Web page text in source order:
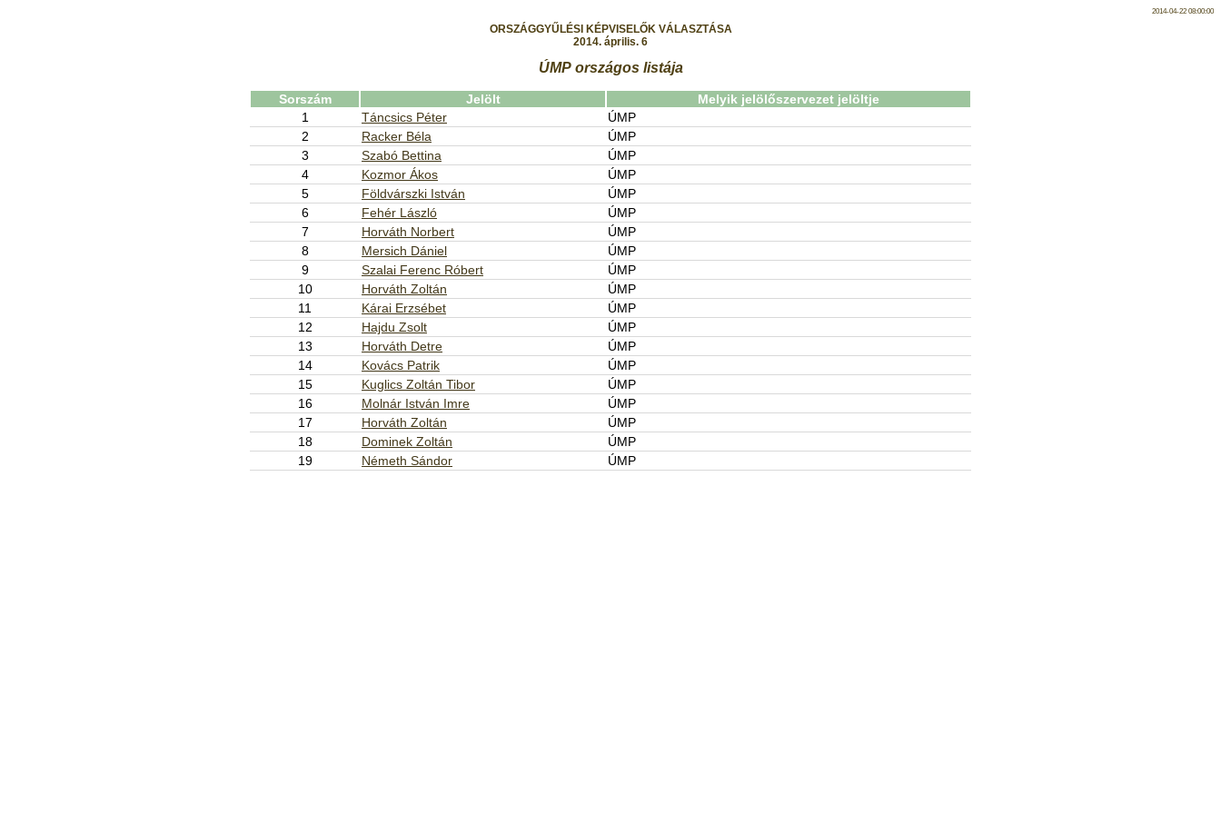
2014-04-22 08:00:00
ORSZÁGGYŰLÉSI KÉPVISELŐK VÁLASZTÁSA
2014. április. 6
ÚMP országos listája
Sorszám Jelölt
Melyik jelölőszervezet jelöltje
1
Táncsics Péter
ÚMP
2
Racker Béla
ÚMP
3
Szabó Bettina
ÚMP
4
Kozmor Ákos
ÚMP
5
Földvárszki István
ÚMP
6
Fehér László
ÚMP
7
Horváth Norbert
ÚMP
8
Mersich Dániel
ÚMP
9
Szalai Ferenc Róbert
ÚMP
10
Horváth Zoltán
ÚMP
11
Kárai Erzsébet
ÚMP
12
Hajdu Zsolt
ÚMP
13
Horváth Detre
ÚMP
14
Kovács Patrik
ÚMP
15
Kuglics Zoltán Tibor
ÚMP
16
Molnár István Imre
ÚMP
17
Horváth Zoltán
ÚMP
18
Dominek Zoltán
ÚMP
19
Németh Sándor ÚMP